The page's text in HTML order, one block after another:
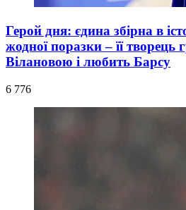
Герой дня: єдина збірна в
жодної поразки – її творець
Вілановою і любить Барсу
6 776